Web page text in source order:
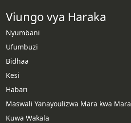
Viungo vya Haraka
Nyumbani
Ufumbuzi
Bidhaa
Kesi
Habari
Maswali Yanayoulizwa Mara kwa Mara
Kuwa Wakala